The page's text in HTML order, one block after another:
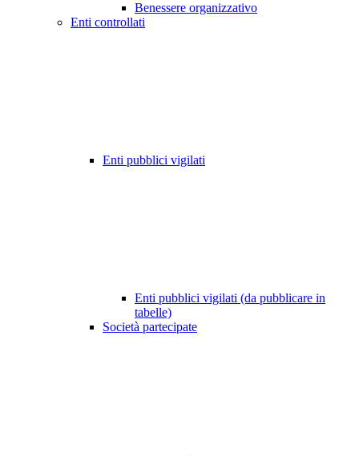
Benessere organizzativo
Enti controllati
Enti pubblici vigilati
Enti pubblici vigilati (da pubblicare in
tabelle)
Società partecipate